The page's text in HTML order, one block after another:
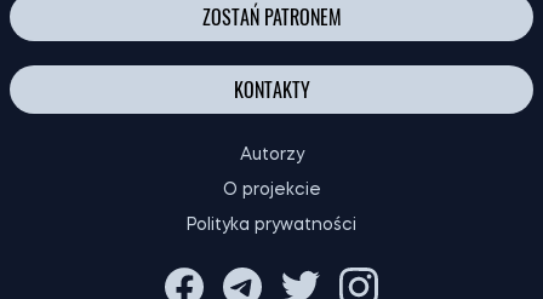
ZOSTAŃ PATRONEM
KONTAKTY
Autorzy
O projekcie
Polityka prywatności